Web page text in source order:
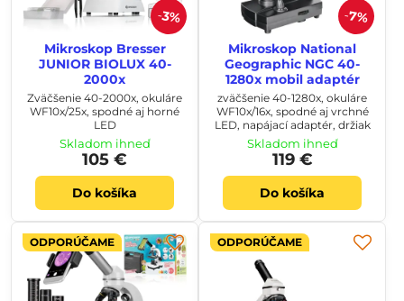
3%
Mikroskop Bresser
JUNIOR BIOLUX 40-
2000x
Zväčšenie 40-2000x, okuláre
WF10x/25x, spodné aj horné
LED
Skladom ihneď
105 €
Do košíka
7%
Mikroskop National
Geographic NGC 40-
1280x mobil adaptér
zväčšenie 40-1280x, okuláre
WF10x/16x, spodné aj vrchné
LED, napájací adaptér, držiak
Skladom ihneď
119 €
Do košíka
ODPORÚČAME ODPORÚČAME